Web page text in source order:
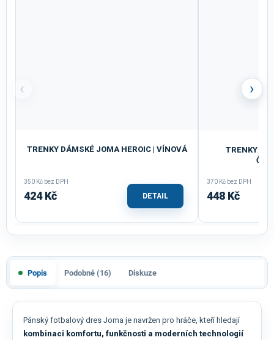
‹
TRENKY DÁMSKÉ JOMA HEROIC | VÍNOVÁ
350 Kč bez DPH
424 Kč DETAIL
TRENKY
370 Kč bez DPH
448 Kč
›
Popis Podobné (16) Diskuze
Pánský fotbalový dres Joma je navržen pro hráče, kteří hledají
kombinaci komfortu, funkčnosti a moderních technologií